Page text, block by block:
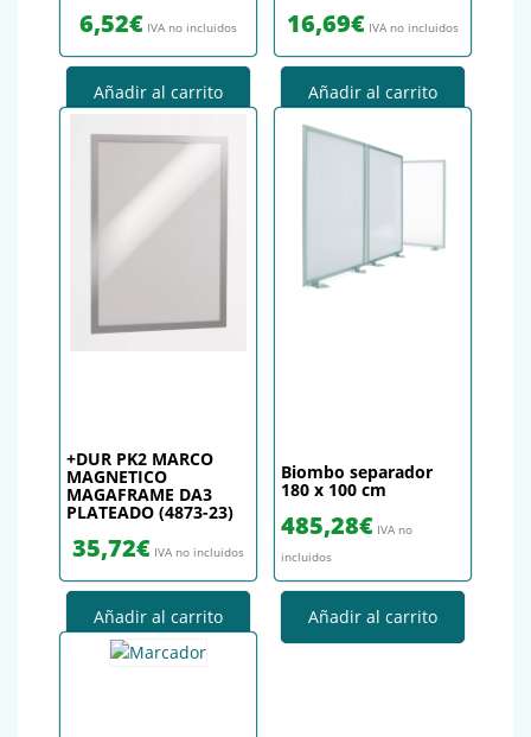
6,52€ IVA no incluidos
Añadir al carrito
16,69€ IVA no incluidos
Añadir al carrito
+DUR PK2 MARCO
MAGNETICO
MAGAFRAME DA3
PLATEADO (4873-23)
35,72€ IVA no incluidos
Añadir al carrito
Biombo separador
180 x 100 cm
485,28€ IVA no
incluidos
Añadir al carrito